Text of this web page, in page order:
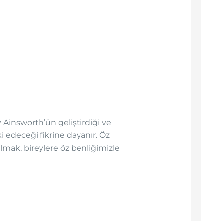
Ainsworth’ün geliştirdiği ve
fikrine dayanır. Öz
bireylere öz benliğimizle